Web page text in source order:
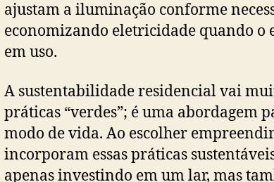
ajustam a iluminação conforme
economizando eletricidade quando o
em uso.
A sustentabilidade residencial vai
práticas “verdes”; é uma abordagem
modo de vida. Ao escolher
incorporam essas práticas
apenas investindo em um lar, mas